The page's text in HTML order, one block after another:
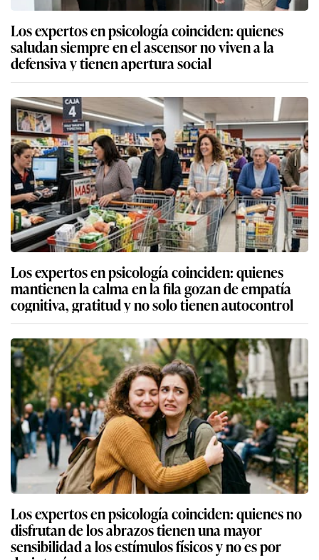
Los expertos en psicología coinciden: quienes
saludan siempre en el ascensor no viven a la
defensiva y tienen apertura social
Los expertos en psicología coinciden: quienes
mantienen la calma en la fila gozan de empatía
cognitiva, gratitud y no solo tienen autocontrol
Los expertos en psicología coinciden: quienes no
disfrutan de los abrazos tienen una mayor
sensibilidad a los estímulos físicos y no es por